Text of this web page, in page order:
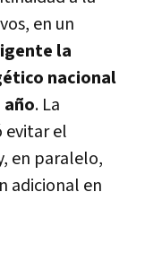
en un
la
nacional
. La
evitar el
en paralelo,
adicional en